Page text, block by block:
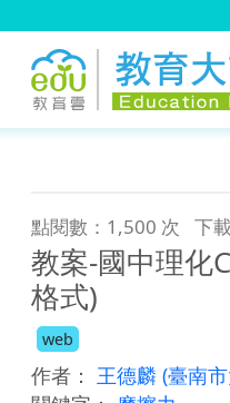
點閱數：1,500 次 下
教案-國中理化
格式)
web
作者： 王德麟 (臺南